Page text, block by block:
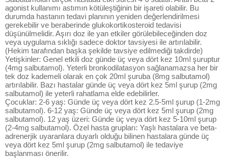
agonist kullanımı astımın kötüleştiğinin bir işareti olabilir. Bu
durumda hastanın tedavi planının yeniden değerlendirilmesi
gerekebilir ve beraberinde glukokortikosteroid tedavisi
düşünülmelidir. Aşırı doz ile yan etkiler görülebileceğinden doz
veya uygulama sıklığı sadece doktor tavsiyesi ile artırılabilir.
(Hekim tarafından başka şekilde tavsiye edilmediği takdirde)
Yetişkinler: Genel etkili doz günde üç veya dört kez 10ml şuruptur
(4mg salbutamol). Yeterli bronkodilatasyon sağlanamazsa her bir
tek doz kademeli olarak en çok 20ml şuruba (8mg salbutamol)
artırılabilir. Bazı hastalar günde üç veya dört kez 5ml şurup (2mg
salbutamol) ile yeterli rahatlama elde edebilirler.
Çocuklar: 2-6 yaş: Günde üç veya dört kez 2.5-5ml şurup (1-2mg
salbutamol). 6-12 yaş: Günde üç veya dört kez 5ml şurup (2mg
salbutamol). 12 yaş üzeri: Günde üç veya dört kez 5-10ml şurup
(2-4mg salbutamol). Özel hasta grupları: Yaşlı hastalara ve beta-
adrenerjik uyaranlara duyarlı olduğu bilinen hastalara günde üç
veya dört kez 5ml şurup (2mg salbutamol) ile tedaviye
başlanması önerilir.